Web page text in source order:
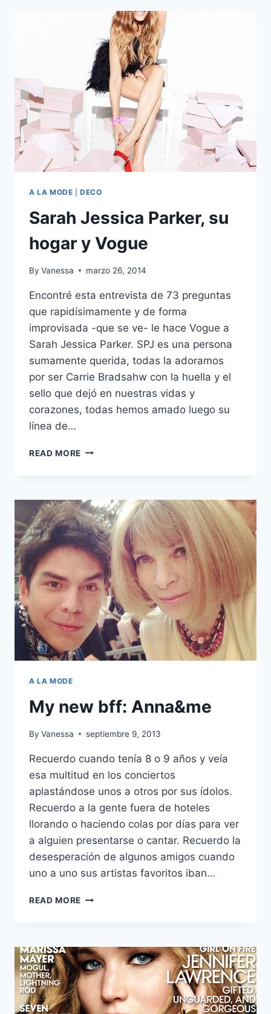
MET?
A LA MODE |DECO
Sarah Jessica Parker, su
hogar y Vogue
By Vanessa marzo 26, 2014
Encontré esta entrevista de 73 preguntas
que rapidísimamente y de forma
improvisada -que se ve- le hace Vogue a
Sarah Jessica Parker. SPJ es una persona
sumamente querida, todas la adoramos
por ser Carrie Bradsahw con la huella y el
sello que dejó en nuestras vidas y
corazones, todas hemos amado luego su
línea de…
READ MORE SARAH
HOGAR
Y
VOGUE
A LA MODE
My new bff: Anna&me
By Vanessa septiembre 9, 2013
Recuerdo cuando tenía 8 o 9 años y veía
esa multitud en los conciertos
aplastándose unos a otros por sus ídolos.
Recuerdo a la gente fuera de hoteles
llorando o haciendo colas por días para ver
a alguien presentarse o cantar. Recuerdo la
desesperación de algunos amigos cuando
uno a uno sus artistas favoritos iban…
READ MORE MY